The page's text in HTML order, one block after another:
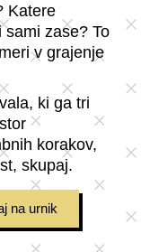
Katere
zase? To
v grajenje
ki ga tri
korakov,
skupaj.
na urnik